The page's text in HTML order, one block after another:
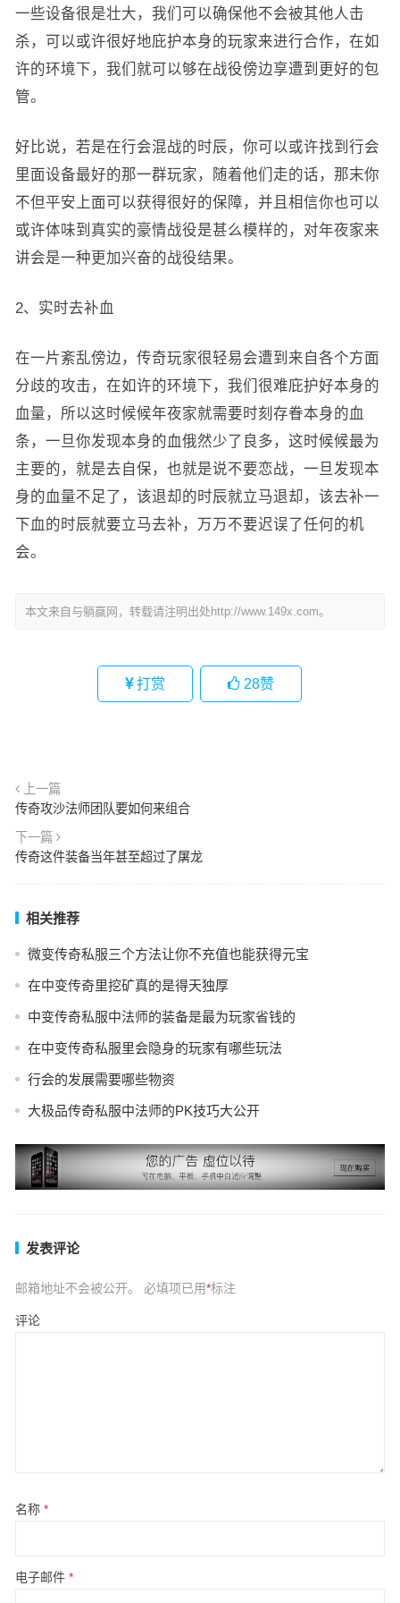
一些设备很是壮大，我们可以确保他不会被其他人击
杀，可以或许很好地庇护本身的玩家来进行合作，在如
许的环境下，我们就可以够在战役傍边享遭到更好的包
管。
好比说，若是在行会混战的时辰，你可以或许找到行会
里面设备最好的那一群玩家，随着他们走的话，那末你
不但平安上面可以获得很好的保障，并且相信你也可以
或许体味到真实的豪情战役是甚么模样的，对年夜家来
讲会是一种更加兴奋的战役结果。
2、实时去补血
在一片紊乱傍边，传奇玩家很轻易会遭到来自各个方面
分歧的攻击，在如许的环境下，我们很难庇护好本身的
血量，所以这时候候年夜家就需要时刻存眷本身的血
条，一旦你发现本身的血俄然少了良多，这时候候最为
主要的，就是去自保，也就是说不要恋战，一旦发现本
身的血量不足了，该退却的时辰就立马退却，该去补一
下血的时辰就要立马去补，万万不要迟误了任何的机
会。
本文来自与躺赢网，转载请注明出处http://www.149x.com。
打赏 28赞
上一篇
传奇攻沙法师团队要如何来组合
下一篇
传奇这件装备当年甚至超过了屠龙
相关推荐
微变传奇私服三个方法让你不充值也能获得元宝
在中变传奇里挖矿真的是得天独厚
中变传奇私服中法师的装备是最为玩家省钱的
在中变传奇私服里会隐身的玩家有哪些玩法
行会的发展需要哪些物资
大极品传奇私服中法师的PK技巧大公开
发表评论
邮箱地址不会被公开。 必填项已用*标注
评论
名称 *
电子邮件 *